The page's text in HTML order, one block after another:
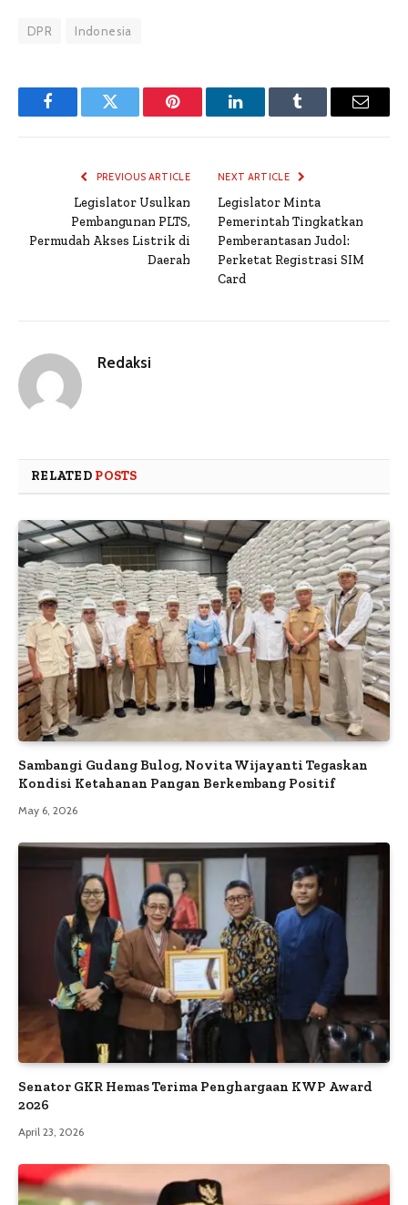
DPR Indonesia
FacebookTwitter Pinterest LinkedInTumblr Email
PREVIOUS ARTICLE
Legislator Usulkan
Pembangunan PLTS,
Permudah Akses Listrik di
Daerah
NEXT ARTICLE
Legislator Minta
Pemerintah Tingkatkan
Pemberantasan Judol:
Perketat Registrasi SIM
Card
Redaksi
RELATED POSTS
Sambangi Gudang Bulog, Novita Wijayanti Tegaskan
Kondisi Ketahanan Pangan Berkembang Positif
May 6, 2026
Senator GKR Hemas Terima Penghargaan KWP Award
2026
April 23, 2026